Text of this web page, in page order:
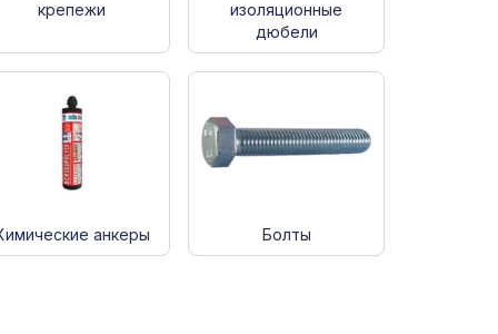
крепежи
изоляционные
дюбели
анкеры Болты